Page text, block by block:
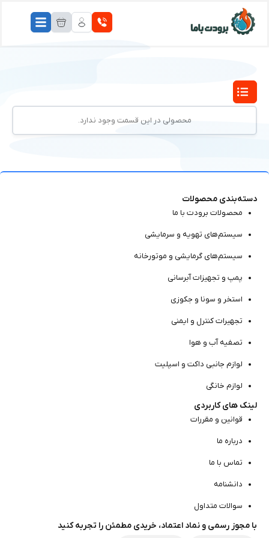
محصولی در این قسمت وجود ندارد.
دسته‌بندی محصولات
محصولات برودت با ما
سیستم‌های تهویه و سرمایشی
سیستم‌های گرمایشی و موتور‌خانه
پمپ و تجهیزات آبرسانی
استخر و سونا و جکوزی
تجهیرات کنترل و ایمنی
تصفیه آب و هوا
لوازم جانبی داکت و اسپلیت
لوازم خانگی
لینک های کاربردی
قوانین و مقررات
درباره ما
تماس با ما
دانشنامه
سوالات متداول
با مجوز رسمی و نماد اعتماد، خریدی مطمئن را تجربه کنید